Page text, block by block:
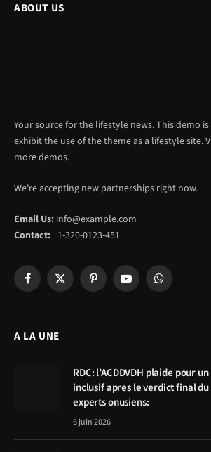
ABOUT US
Your source for the lifestyle news. This demo
exhibit the use of the theme as a lifestyle site.
more demos.
We're accepting new partnerships right now.
Email Us: info@example.com
Contact:+1-320-0123-451
Facebook
X
PinterestYouTubeWhatsApp
A LA UNE
RDC: l’ACDDVDH plaide pour
inclusif apres le verdict final
experts onusiens:
6 juin 2026